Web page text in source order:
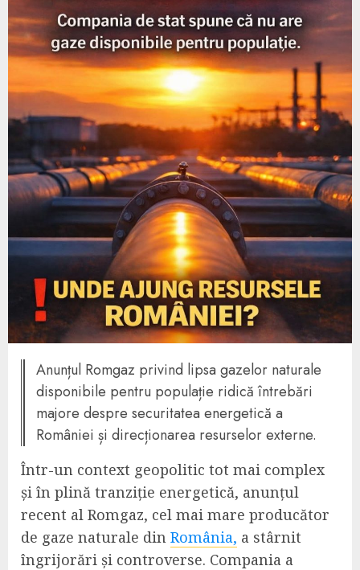
Anunțul Romgaz privind lipsa gazelor naturale
disponibile pentru populație ridică întrebări
majore despre securitatea energetică a
României și direcționarea resurselor externe.
Într-un context geopolitic tot mai complex
și în plină tranziție energetică, anunțul
recent al Romgaz, cel mai mare producător
de gaze naturale din România, a stârnit
îngrijorări și controverse. Compania a